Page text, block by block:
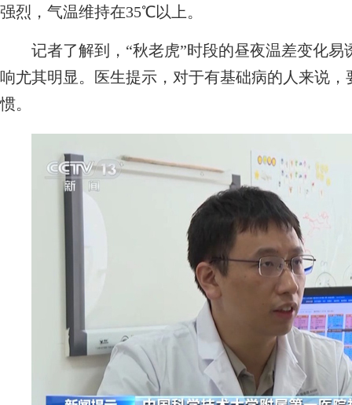
强烈，气温维持在35℃以上。
记者了解到，“秋老虎”时段的昼夜温差变化易
响尤其明显。医生提示，对于有基础病的人来说
惯。